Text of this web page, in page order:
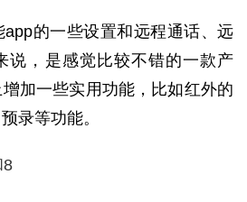
的一些设置和远程通话、远
说，是感觉比较不错的一款产
加一些实用功能，比如红外的
录等功能。
8